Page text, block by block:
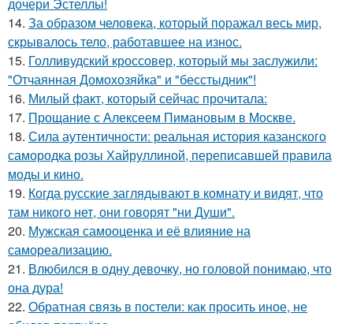
14. За образом человека, который поражал весь мир,
скрывалось тело, работавшее на износ.
15. Голливудский кроссовер, который мы заслужили:
"Отчаянная Домохозяйка" и "бесстыдник"!
16. Милый факт, который сейчас прочитала:
17. Прощание с Алексеем Пимановым в Москве.
18. Сила аутентичности: реальная история казанского
самородка розы Хайруллиной, переписавшей правила
моды и кино.
19. Когда русские заглядывают в комнату и видят, что
там никого нет, они говорят "ни Души".
20. Мужская самооценка и её влияние на
самореализацию.
21. Влюбился в одну девочку, но головой понимаю, что
она дура!
22. Обратная связь в постели: как просить иное, не